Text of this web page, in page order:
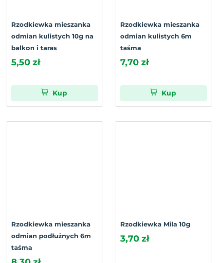
Rzodkiewka mieszanka
odmian kulistych 10g na
balkon i taras
5,50 zł
Kup
Rzodkiewka mieszanka
odmian kulistych 6m
taśma
7,70 zł
Kup
Rzodkiewka mieszanka
odmian podłużnych 6m
taśma
Rzodkiewka Mila 10g
3,70 zł